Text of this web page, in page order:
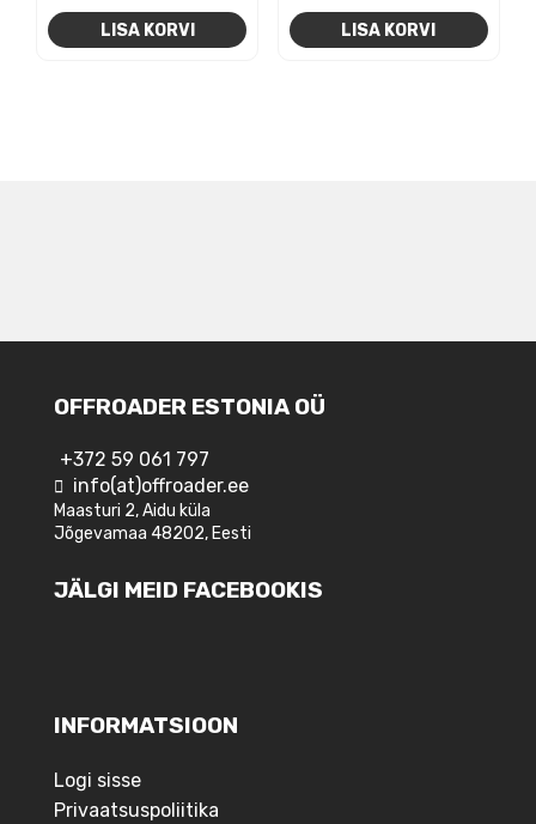
LISA KORVI LISA KORVI
OFFROADER ESTONIA OÜ
+372 59 061 797
info(at)offroader.ee
Maasturi 2, Aidu küla
Jõgevamaa 48202, Eesti
JÄLGI MEID FACEBOOKIS
INFORMATSIOON
Logi sisse
Privaatsuspoliitika